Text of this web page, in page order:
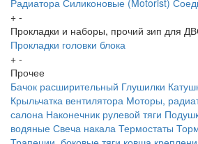
Радиатора Силиконовые (Motorist)
+ -
Прокладки и наборы, прочий зип для
Прокладки головки блока
+ -
Прочее
Бачок расширительный Глушилки
Крыльчатка вентилятора Моторы,
салона Наконечник рулевой тяги
водяные Свеча накала Термостаты